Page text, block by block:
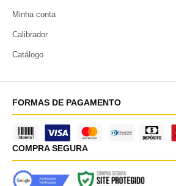
Minha conta
Calibrador
Catálogo
FORMAS DE PAGAMENTO
COMPRA SEGURA